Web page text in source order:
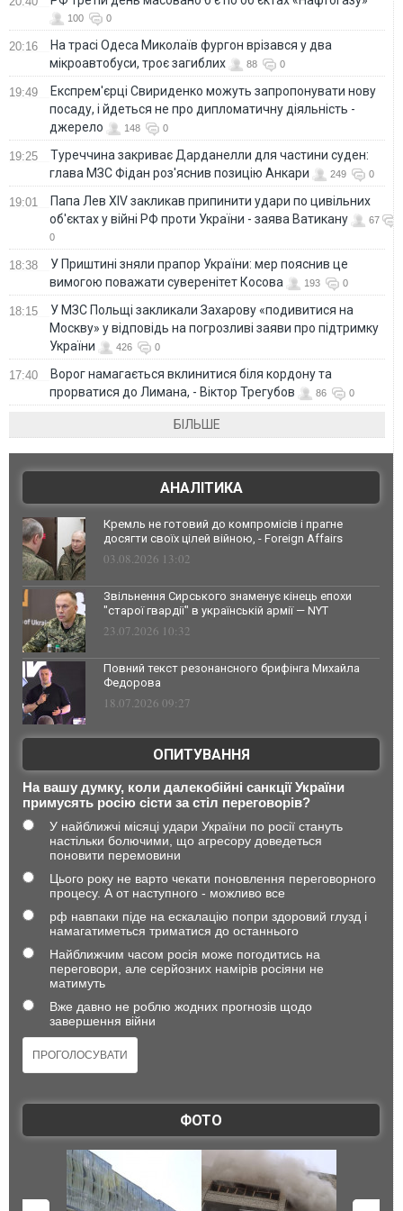
100 0
20:16
На трасі Одеса Миколаїв фургон врізався у два
мікроавтобуси, троє загиблих
88 0
19:49
Експрем'єрці Свириденко можуть запропонувати нову
посаду, і йдеться не про дипломатичну діяльність -
джерело
148 0
19:25
Туреччина закриває Дарданелли для частини суден:
глава МЗС Фідан роз'яснив позицію Анкари
249 0
19:01
Папа Лев XIV закликав припинити удари по цивільних
об'єктах у війні РФ проти України - заява Ватикану
67
0
18:38
У Приштині зняли прапор України: мер пояснив це
вимогою поважати суверенітет Косова
193 0
18:15
У МЗС Польщі закликали Захарову «подивитися на
Москву» у відповідь на погрозливі заяви про підтримку
України
426 0
17:40
Ворог намагається вклинитися біля кордону та
прорватися до Лимана, - Віктор Трегубов
86 0
БІЛЬШЕ
АНАЛІТИКА
Кремль не готовий до компромісів і прагне
досягти своїх цілей війною, - Foreign Affairs
03.08.2026 13:02
Звільнення Сирського знаменує кінець епохи
"старої гвардії" в українській армії — NYT
23.07.2026 10:32
Повний текст резонансного брифінга Михайла
Федорова
18.07.2026 09:27
ОПИТУВАННЯ
На вашу думку, коли далекобійні санкції України
примусять росію сісти за стіл переговорів?
У найближчі місяці удари України по росії стануть
настільки болючими, що агресору доведеться
поновити перемовини
Цього року не варто чекати поновлення переговорного
процесу. А от наступного - можливо все
рф навпаки піде на ескалацію попри здоровий глузд і
намагатиметься триматися до останнього
Найближчим часом росія може погодитись на
переговори, але серйозних намірів росіяни не
матимуть
Вже давно не роблю жодних прогнозів щодо
завершення війни
ФОТО